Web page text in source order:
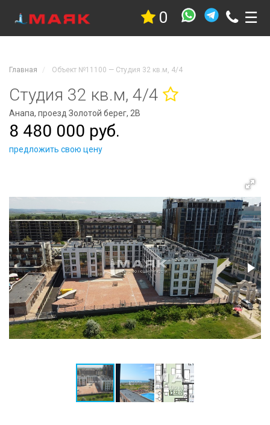
0 ☰
Недвижимость
Участки
Коммерческая
Дачи
Гаражи
Услуги
Новостройки
Коттеджные
поселки
Новостройки
Информация
Ипотека
Риэлторские
услуги
Продать
Главная Объект №11100 — Студия 32 кв.м, 4/4
Студия 32 кв.м, 4/4
Анапа, проезд Золотой берег, 2В
8 480 000 руб.
предложить свою цену